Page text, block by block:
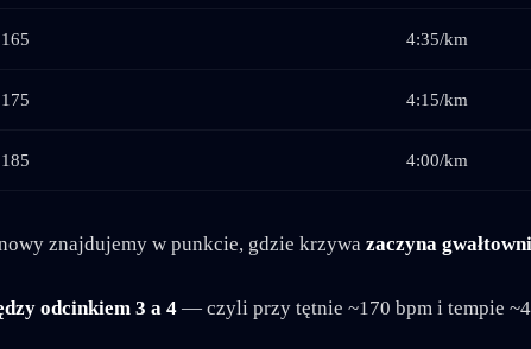
165 4:35/km
175 4:15/km
185 4:00/km
znajdujemy w punkcie, gdzie krzywa zaczyna
odcinkiem 3 a 4 — czyli przy tętnie ~170 bpm i tempie